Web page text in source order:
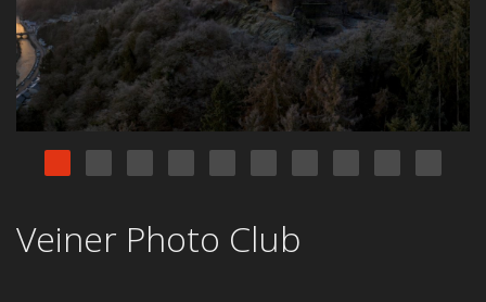
Veiner Photo Club